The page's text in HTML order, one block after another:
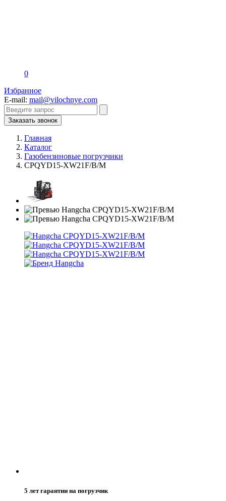
0
Избранное
E-mail: mail@vilochnye.com
Заказать звонок
Главная
Каталог
Газобензиновые погрузчики
CPQYD15-XW21F/B/M
5 лет гарантии на погрузчик